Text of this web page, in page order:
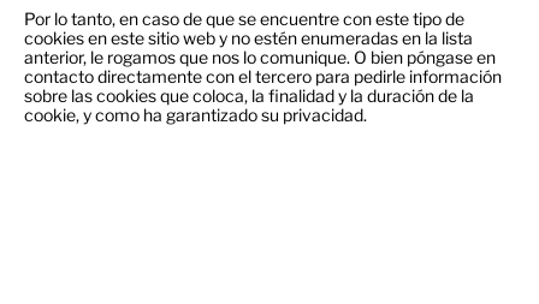
Por lo tanto, en caso de que se encuentre con este tipo de
cookies en este sitio web y no estén enumeradas en la lista
anterior, le rogamos que nos lo comunique. O bien póngase en
contacto directamente con el tercero para pedirle información
sobre las cookies que coloca, la finalidad y la duración de la
cookie, y como ha garantizado su privacidad.